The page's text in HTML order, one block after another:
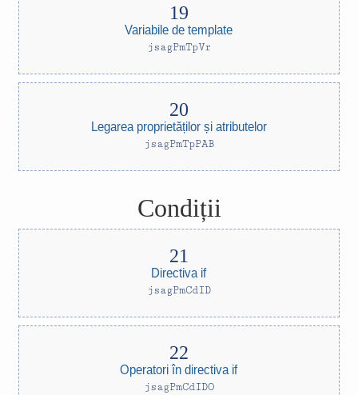
Variabile de template
jsagPmTpVr
Legarea proprietăților și atributelor
jsagPmTpPAB
Condiții
Directiva if
jsagPmCdID
Operatori în directiva if
jsagPmCdIDO